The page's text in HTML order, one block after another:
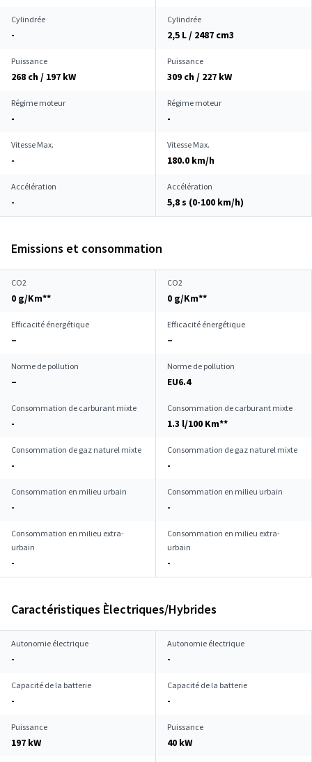
Cylindrée
-
Cylindrée
2,5 L / 2487 cm3
Puissance
268 ch / 197 kW
Puissance
309 ch / 227 kW
Régime moteur
-
Régime moteur
-
Vitesse Max.
-
Vitesse Max.
180.0 km/h
Accélération
-
Accélération
5,8 s (0-100 km/h)
Emissions et consommation
CO2
0 g/Km**
CO2
0 g/Km**
Efficacité énergétique
–
Efficacité énergétique
–
Norme de pollution
–
Norme de pollution
EU6.4
Consommation de carburant mixte
-
Consommation de carburant mixte
1.3 l/100 Km**
Consommation de gaz naturel mixte
-
Consommation de gaz naturel mixte
-
Consommation en milieu urbain
-
Consommation en milieu urbain
-
Consommation en milieu extra-
urbain
-
Consommation en milieu extra-
urbain
-
Caractéristiques Èlectriques/Hybrides
Autonomie électrique
-
Autonomie électrique
-
Capacité de la batterie
-
Capacité de la batterie
-
Puissance
197 kW
Puissance
40 kW